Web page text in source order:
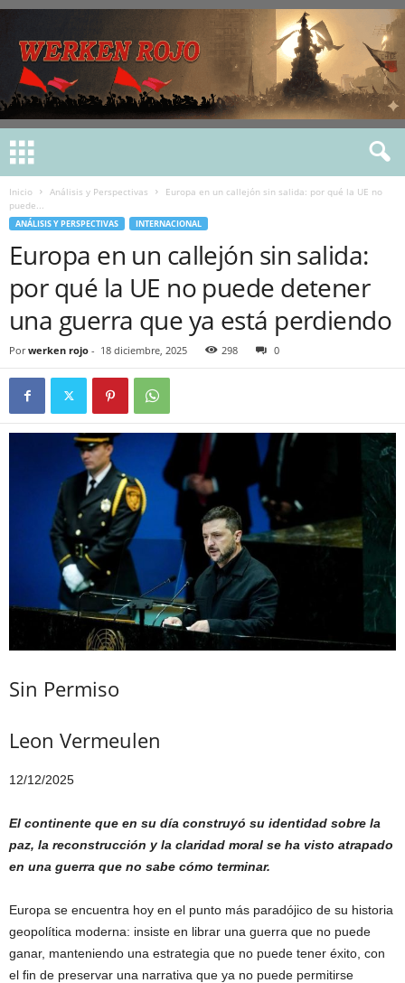
Inicio Análisis y Perspectivas
Europa en un callejón sin salida: por qué la UE no
puede...
ANÁLISIS Y PERSPECTIVAS INTERNACIONAL
Europa en un callejón sin salida:
por qué la UE no puede detener
una guerra que ya está perdiendo
Por werken rojo - 18 diciembre, 2025 298 0
Sin Permiso
Leon Vermeulen
12/12/2025
El continente que en su día construyó su identidad sobre la
paz, la reconstrucción y la claridad moral se ha visto atrapado
en una guerra que no sabe cómo terminar.
Europa se encuentra hoy en el punto más paradójico de su historia
geopolítica moderna: insiste en librar una guerra que no puede
ganar, manteniendo una estrategia que no puede tener éxito, con
el fin de preservar una narrativa que ya no puede permitirse